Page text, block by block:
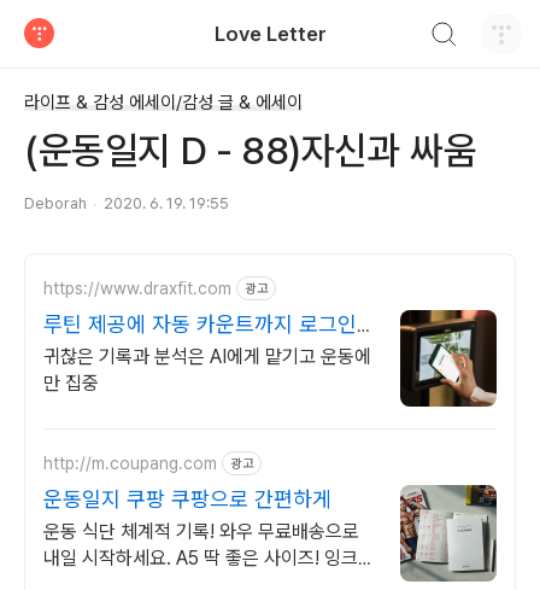
Love Letter
라이프 & 감성 에세이/감성 글 & 에세이
(운동일지 D - 88)자신과 싸움
Deborah 2020. 6. 19. 19:55
https://www.draxfit.com 광고
루틴 제공에 자동 카운트까지 로그인하
면 루틴이 딱!
귀찮은 기록과 분석은 AI에게 맡기고 운동에
만 집중
http://m.coupang.com 광고
운동일지 쿠팡 쿠팡으로 간편하게
운동 식단 체계적 기록! 와우 무료배송으로
내일 시작하세요. A5 딱 좋은 사이즈! 잉크